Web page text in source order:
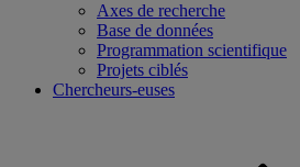
Axes de recherche
Base de données
Programmation scientifique
Projets ciblés
Chercheurs-euses